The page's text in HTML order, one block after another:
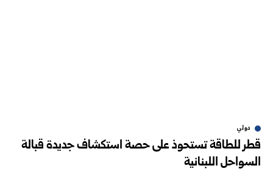
دولي
قطر للطاقة تستحوذ على حصة استكشاف جديدة قبالة
السواحل اللبنانية